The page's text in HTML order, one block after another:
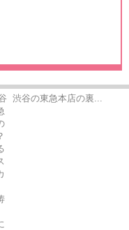
渋谷の東急本店の裏...